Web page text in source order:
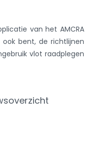
van het AMCRA
bent, de richtlijnen
vlot raadplegen